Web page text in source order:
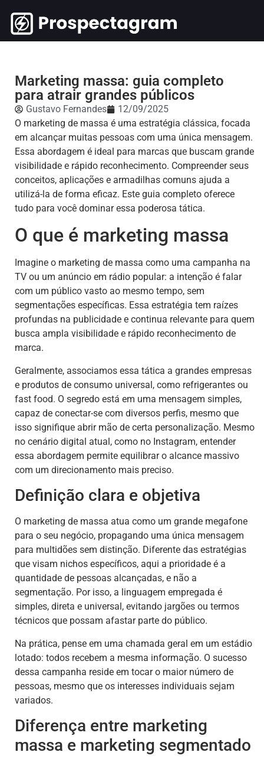
Marketing massa: guia completo
para atrair grandes públicos
Gustavo Fernandes
12/09/2025
O marketing de massa é uma estratégia clássica, focada
em alcançar muitas pessoas com uma única mensagem.
Essa abordagem é ideal para marcas que buscam grande
visibilidade e rápido reconhecimento. Compreender seus
conceitos, aplicações e armadilhas comuns ajuda a
utilizá-la de forma eficaz. Este guia completo oferece
tudo para você dominar essa poderosa tática.
O que é marketing massa
Imagine o marketing de massa como uma campanha na
TV ou um anúncio em rádio popular: a intenção é falar
com um público vasto ao mesmo tempo, sem
segmentações específicas. Essa estratégia tem raízes
profundas na publicidade e continua relevante para quem
busca ampla visibilidade e rápido reconhecimento de
marca.
Geralmente, associamos essa tática a grandes empresas
e produtos de consumo universal, como refrigerantes ou
fast food. O segredo está em uma mensagem simples,
capaz de conectar-se com diversos perfis, mesmo que
isso signifique abrir mão de certa personalização. Mesmo
no cenário digital atual, como no Instagram, entender
essa abordagem permite equilibrar o alcance massivo
com um direcionamento mais preciso.
Definição clara e objetiva
O marketing de massa atua como um grande megafone
para o seu negócio, propagando uma única mensagem
para multidões sem distinção. Diferente das estratégias
que visam nichos específicos, aqui a prioridade é a
quantidade de pessoas alcançadas, e não a
segmentação. Por isso, a linguagem empregada é
simples, direta e universal, evitando jargões ou termos
técnicos que possam afastar parte do público.
Na prática, pense em uma chamada geral em um estádio
lotado: todos recebem a mesma informação. O sucesso
dessa campanha reside em tocar o maior número de
pessoas, mesmo que os interesses individuais sejam
variados.
Diferença entre marketing
massa e marketing segmentado